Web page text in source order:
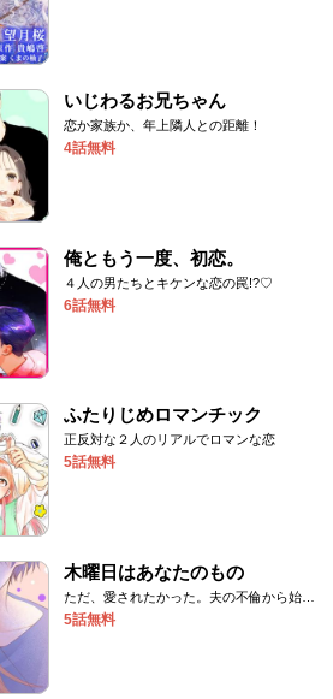
いじわるお兄ちゃん
恋か家族か、年上隣人との距離！
4話無料
俺ともう一度、初恋。
４人の男たちとキケンな恋の罠!?♡
6話無料
ふたりじめロマンチック
正反対な２人のリアルでロマンな恋
5話無料
木曜日はあなたのもの
ただ、愛されたかった。夫の不倫から始ま
る、衝撃の愛憎劇。
5話無料